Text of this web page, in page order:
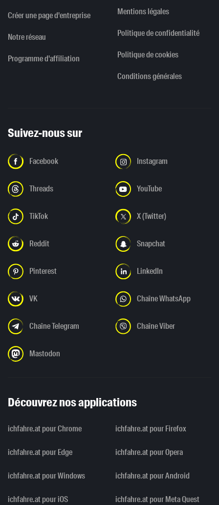
Créer une page d'entreprise
Notre réseau
Programme d'affiliation
Mentions légales
Politique de confidentialité
Politique de cookies
Conditions générales
Suivez-nous sur
Facebook Instagram
Threads YouTube
TikTok X (Twitter)
Reddit Snapchat
Pinterest LinkedIn
VK Chaîne WhatsApp
Chaîne Telegram Chaîne Viber
Mastodon
Découvrez nos applications
ichfahre.at pour Chrome ichfahre.at pour Firefox
ichfahre.at pour Edge ichfahre.at pour Opera
ichfahre.at pour Windows ichfahre.at pour Android
ichfahre.at pour iOS ichfahre.at pour Meta Quest